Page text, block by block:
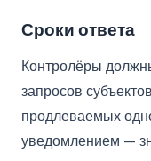
Сроки ответа
Контролёры
запросов
продлеваемых
уведомлением —